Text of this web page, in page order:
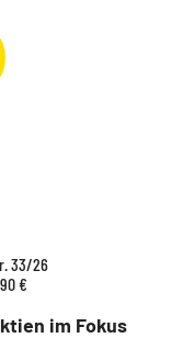
im Fokus
33/26
€